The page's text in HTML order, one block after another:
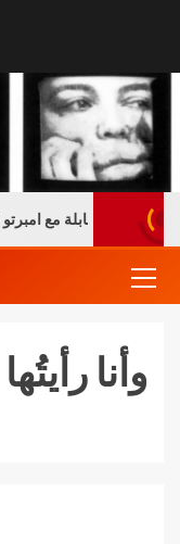
– مقابلة مع امبرتو إيكو
وأنا